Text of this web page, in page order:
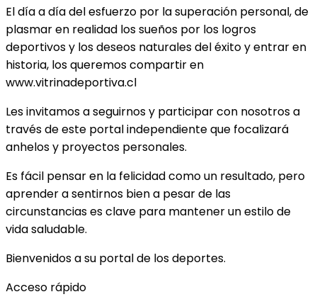
El día a día del esfuerzo por la superación personal, de
plasmar en realidad los sueños por los logros
deportivos y los deseos naturales del éxito y entrar en
historia, los queremos compartir en
www.vitrinadeportiva.cl
Les invitamos a seguirnos y participar con nosotros a
través de este portal independiente que focalizará
anhelos y proyectos personales.
Es fácil pensar en la felicidad como un resultado, pero
aprender a sentirnos bien a pesar de las
circunstancias es clave para mantener un estilo de
vida saludable.
Bienvenidos a su portal de los deportes.
Acceso rápido